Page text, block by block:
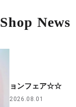
Shop News
☆☆オ
ョンフェア☆☆
2026.08.01